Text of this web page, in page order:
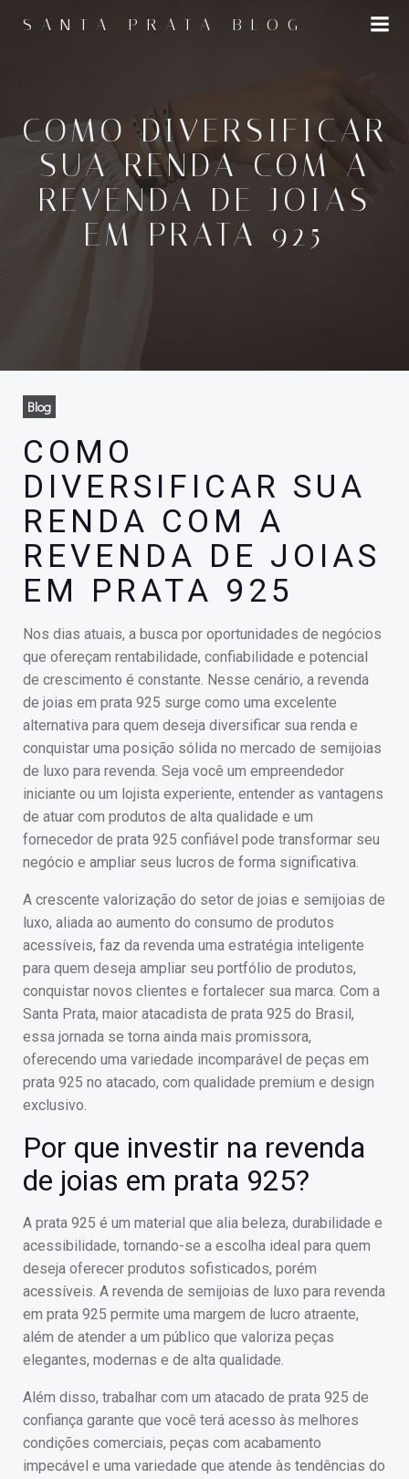
para
SANTA PRATA BLOG
COMO DIVERSIFICAR
SUA RENDA COM A
REVENDA DE JOIAS
EM PRATA 925
Blog
COMO
DIVERSIFICAR SUA
RENDA COM A
REVENDA DE JOIAS
EM PRATA 925
Nos dias atuais, a busca por oportunidades de negócios
que ofereçam rentabilidade, confiabilidade e potencial
de crescimento é constante. Nesse cenário, a revenda
de joias em prata 925 surge como uma excelente
alternativa para quem deseja diversificar sua renda e
conquistar uma posição sólida no mercado de semijoias
de luxo para revenda. Seja você um empreendedor
iniciante ou um lojista experiente, entender as vantagens
de atuar com produtos de alta qualidade e um
fornecedor de prata 925 confiável pode transformar seu
negócio e ampliar seus lucros de forma significativa.
A crescente valorização do setor de joias e semijoias de
luxo, aliada ao aumento do consumo de produtos
acessíveis, faz da revenda uma estratégia inteligente
para quem deseja ampliar seu portfólio de produtos,
conquistar novos clientes e fortalecer sua marca. Com a
Santa Prata, maior atacadista de prata 925 do Brasil,
essa jornada se torna ainda mais promissora,
oferecendo uma variedade incomparável de peças em
prata 925 no atacado, com qualidade premium e design
exclusivo.
Por que investir na revenda
de joias em prata 925?
A prata 925 é um material que alia beleza, durabilidade e
acessibilidade, tornando-se a escolha ideal para quem
deseja oferecer produtos sofisticados, porém
acessíveis. A revenda de semijoias de luxo para revenda
em prata 925 permite uma margem de lucro atraente,
além de atender a um público que valoriza peças
elegantes, modernas e de alta qualidade.
Além disso, trabalhar com um atacado de prata 925 de
confiança garante que você terá acesso às melhores
condições comerciais, peças com acabamento
impecável e uma variedade que atende às tendências do